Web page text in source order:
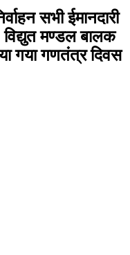
सभी ईमानदारी
मण्डल बालक
गया गणतंत्र दिवस